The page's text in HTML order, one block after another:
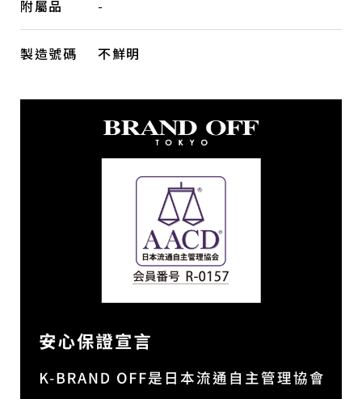
附屬品 -
製造號碼 不鮮明